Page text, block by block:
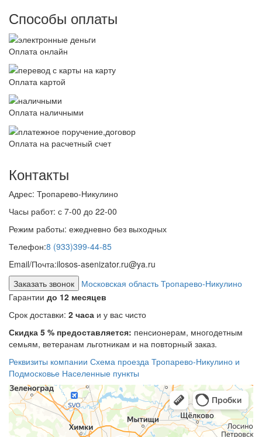
Способы оплаты
Оплата онлайн
Оплата картой
Оплата наличными
Оплата на расчетный счет
Контакты
Адрес: Тропарево-Никулино
Часы работ: с 7-00 до 22-00
Режим работы: ежедневно без выходных
Телефон:8 (933)399-44-85
Email/Почта:ilosos-asenizator.ru@ya.ru
Заказать звонок
Московская область Тропарево-Никулино
Гарантии до 12 месяцев
Срок доставки: 2 часа и у вас чисто
Скидка 5 % предоставляется: пенсионерам, многодетным
семьям, ветеранам льготникам и на повторный заказ.
Реквизиты компании Схема проезда Тропарево-Никулино и
Подмосковье Населенные пункты